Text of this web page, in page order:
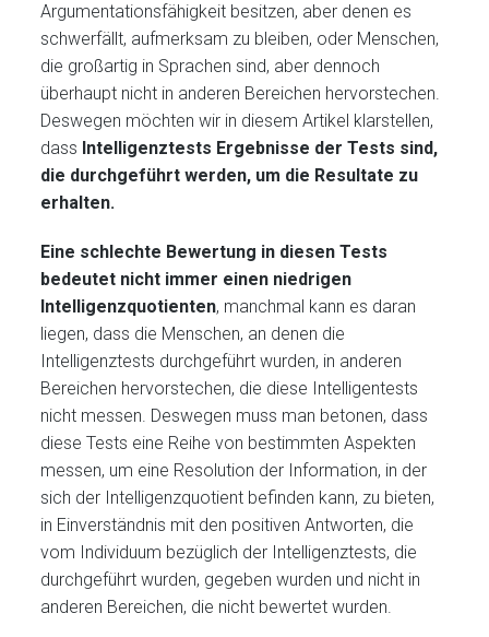
Argumentationsfähigkeit besitzen, aber denen es
schwerfällt, aufmerksam zu bleiben, oder Menschen,
die großartig in Sprachen sind, aber dennoch
überhaupt nicht in anderen Bereichen hervorstechen.
Deswegen möchten wir in diesem Artikel klarstellen,
dass Intelligenztests Ergebnisse der Tests sind,
die durchgeführt werden, um die Resultate zu
erhalten.
Eine schlechte Bewertung in diesen Tests
bedeutet nicht immer einen niedrigen
Intelligenzquotienten, manchmal kann es daran
liegen, dass die Menschen, an denen die
Intelligenztests durchgeführt wurden, in anderen
Bereichen hervorstechen, die diese Intelligentests
nicht messen. Deswegen muss man betonen, dass
diese Tests eine Reihe von bestimmten Aspekten
messen, um eine Resolution der Information, in der
sich der Intelligenzquotient befinden kann, zu bieten,
in Einverständnis mit den positiven Antworten, die
vom Individuum bezüglich der Intelligenztests, die
durchgeführt wurden, gegeben wurden und nicht in
anderen Bereichen, die nicht bewertet wurden.